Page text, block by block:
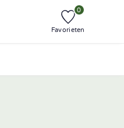
0
Favorieten